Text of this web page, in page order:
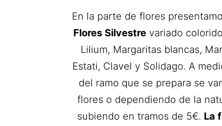
En la parte de flores
Flores Silvestre variado
Lilium, Margaritas blancas,
Estati, Clavel y Solidago. A
del ramo que se prepara se
flores o dependiendo de la
subiendo en tramos de 5€. La